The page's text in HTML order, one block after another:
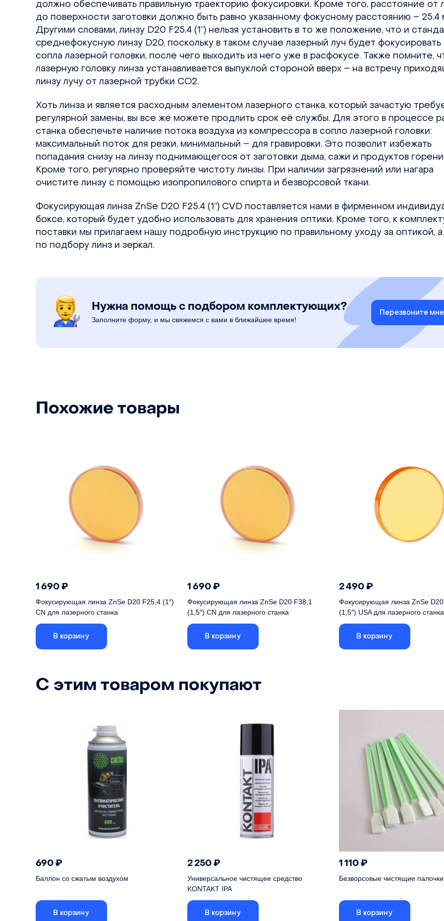
должно обеспечивать правильную траекторию фокусировки. Кроме того, расстояние от
до поверхности заготовки должно быть равно указанному фокусному расстоянию – 25.4
Другими словами, линзу D20 F25.4 (1”) нельзя установить в то же положение, что и
среднефокусную линзу D20, поскольку в таком случае лазерный луч будет фокусировать
сопла лазерной головки, после чего выходить из него уже в расфокусе. Также помните,
лазерную головку линза устанавливается выпуклой стороной вверх – на встречу
линзу лучу от лазерной трубки СО2.
Хоть линза и является расходным элементом лазерного станка, который зачастую
регулярной замены, вы все же можете продлить срок её службы. Для этого в процессе
станка обеспечьте наличие потока воздуха из компрессора в сопло лазерной головки:
максимальный поток для резки, минимальный – для гравировки. Это позволит избежать
попадания снизу на линзу поднимающегося от заготовки дыма, сажи и продуктов
Кроме того, регулярно проверяйте чистоту линзы. При наличии загрязнений или нагара
очистите линзу с помощью изопропилового спирта и безворсовой ткани.
Фокусирующая линза ZnSe D20 F25.4 (1”) CVD поставляется нами в фирменном
боксе, который будет удобно использовать для хранения оптики. Кроме того, к
поставки мы прилагаем нашу подробную инструкцию по правильному уходу за оптикой,
по подбору линз и зеркал.
Нужна помощь с подбором комплектующих?
Заполните форму, и мы свяжемся с вами в ближайшее время!
Перезвоните мне
Похожие товары
Короткофокусная линза из китайского
сырья диаметром 20 мм
Сырье
Фокусное расст. 25.4 мм (1 дюйм)
1 690₽
Фокусирующая линза ZnSe D20 F25,4 (1″)
CN для лазерного станка
В корзину
Короткофокусная линза из китайского
сырья диаметром 20 мм
Сырье
Фокусное расст.
1 690₽
Фокусирующая линза ZnSe D20 F38,1
(1,5″) CN для лазерного станка
В корзину
Короткофокусная линза из
американского сырья
Сырье
2 490₽
Фокусирующая линза ZnSe
(1,5″) USA для лазерного станка
В корзину
С этим товаром покупают
690₽
Баллон со сжатым воздухом
В корзину
2 250₽
Универсальное чистящее средство
KONTAKT IPA
В корзину
1 110₽
Безворсовые чистящие
В корзину